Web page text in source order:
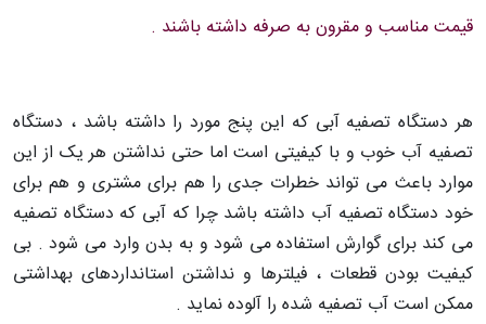
قیمت مناسب و مقرون به صرفه داشته باشند .
هر دستگاه تصفیه آبی که این پنج مورد را داشته باشد ، دستگاه
تصفیه آب خوب و با کیفیتی است اما حتی نداشتن هر یک از این
موارد باعث می تواند خطرات جدی را هم برای مشتری و هم برای
خود دستگاه تصفیه آب داشته باشد چرا که آبی که دستگاه تصفیه
می کند برای گوارش استفاده می شود و به بدن وارد می شود . بی
کیفیت بودن قطعات ، فیلترها و نداشتن استانداردهای بهداشتی
ممکن است آب تصفیه شده را آلوده نماید .